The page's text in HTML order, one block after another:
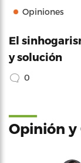
Opiniones
El
y solución
0
Opinión y